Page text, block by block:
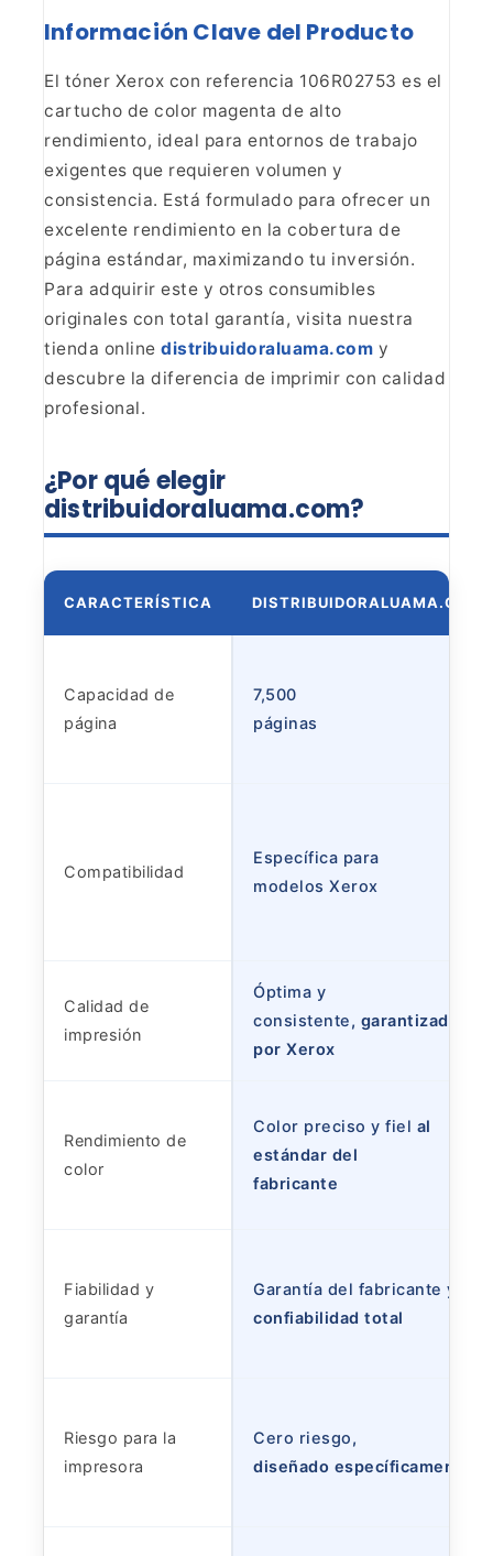
Información Clave del Producto
El tóner Xerox con referencia 106R02753 es el
cartucho de color magenta de alto
rendimiento, ideal para entornos de trabajo
exigentes que requieren volumen y
consistencia. Está formulado para ofrecer un
excelente rendimiento en la cobertura de
página estándar, maximizando tu inversión.
Para adquirir este y otros consumibles
originales con total garantía, visita nuestra
tienda online distribuidoraluama.com y
descubre la diferencia de imprimir con calidad
profesional.
¿Por qué elegir
distribuidoraluama.com?
CARACTERÍSTICA DISTRIBUIDORALUAMA.COM
Capacidad de
página
7,500
páginas
Compatibilidad
Específica para
modelos Xerox
Calidad de
impresión
Óptima y
consistente, garantizada
por Xerox
Rendimiento de
color
Color preciso y fiel al
estándar del
fabricante
Fiabilidad y
garantía
Garantía del fabricante y
confiabilidad total
Riesgo para la
impresora
Cero riesgo,
diseñado específicamente